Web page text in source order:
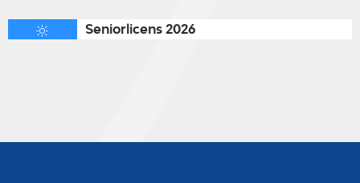
Seniorlicens 2026